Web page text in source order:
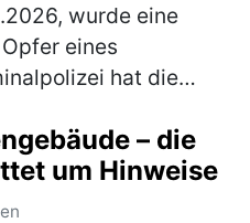
wurde eine
eines
hat die
erhielt die über
– die
um Hinweise